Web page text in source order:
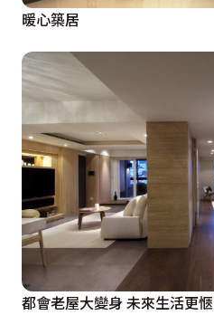
暖心築居
都會老屋大變身 未來生活更